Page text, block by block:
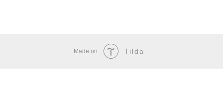
Made on Tilda